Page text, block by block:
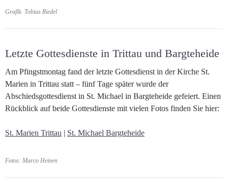
Grafik: Tobias Riedel
Letzte Gottesdienste in Trittau und Bargteheide
Am Pfingstmontag fand der letzte Gottesdienst in der Kirche St.
Marien in Trittau statt – fünf Tage später wurde der
Abschiedsgottesdienst in St. Michael in Bargteheide gefeiert. Einen
Rückblick auf beide Gottesdienste mit vielen Fotos finden Sie hier:
St. Marien Trittau | St. Michael Bargteheide
Fotos: Marco Heinen